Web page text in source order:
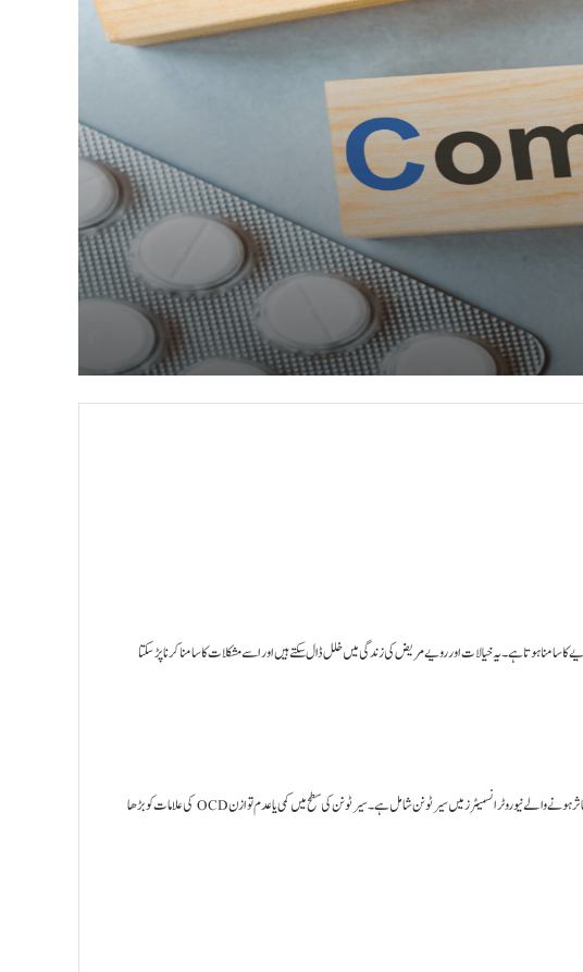
سامنا ہوتا ہے۔ یہ خیالات اور رویے مریض کی زندگی میں خلل ڈال سکتے ہیں اور اسے مشکلات کا سامنا کرنا پڑ سکتا
OCD کا ایک بڑا سبب دماغ میں کیمیائی عدم توازن ہے۔ اس بیماری کے دوران سب سے زیادہ متاثر ہونے والے نیوروٹرانسمیٹرز میں سیرٹونن شامل ہے۔ سیرٹونن کی سطح میں کمی یا عدم توازن OCD کی علامات کو بڑھا